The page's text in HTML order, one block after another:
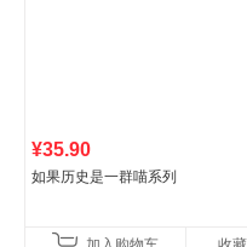
¥35.90
如果历史是一群喵系列